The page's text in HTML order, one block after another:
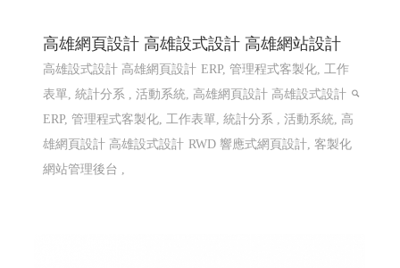
高雄網頁設計 高雄設式設計 高雄網站設計
高雄設式設計 高雄網頁設計 ERP, 管理程式客製化, 工作
表單, 統計分系 , 活動系統, 高雄網頁設計 高雄設式設計
ERP, 管理程式客製化, 工作表單, 統計分系 , 活動系統, 高
雄網頁設計 高雄設式設計 RWD 響應式網頁設計, 客製化
網站管理後台 ,